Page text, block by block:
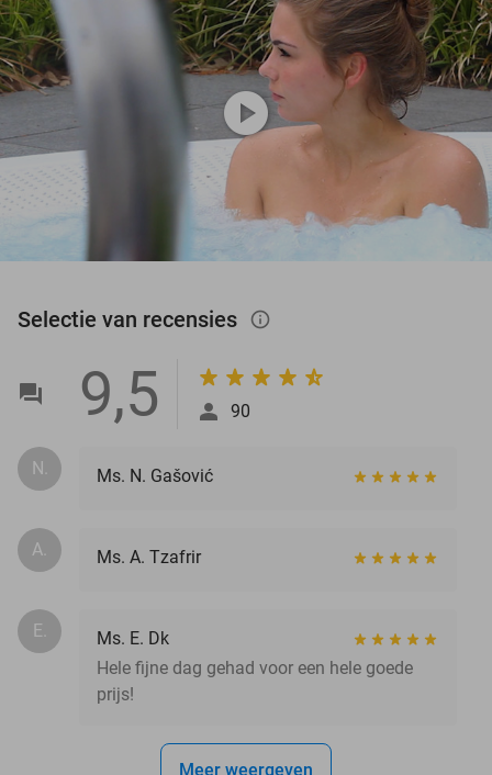
play_circle
Selectie van recensies info_outlined
9,5 90
N. Ms. N. Gašović
A. Ms. A. Tzafrir
E.
Ms. E. Dk
Hele fijne dag gehad voor een hele goede
prijs!
Meer weergeven